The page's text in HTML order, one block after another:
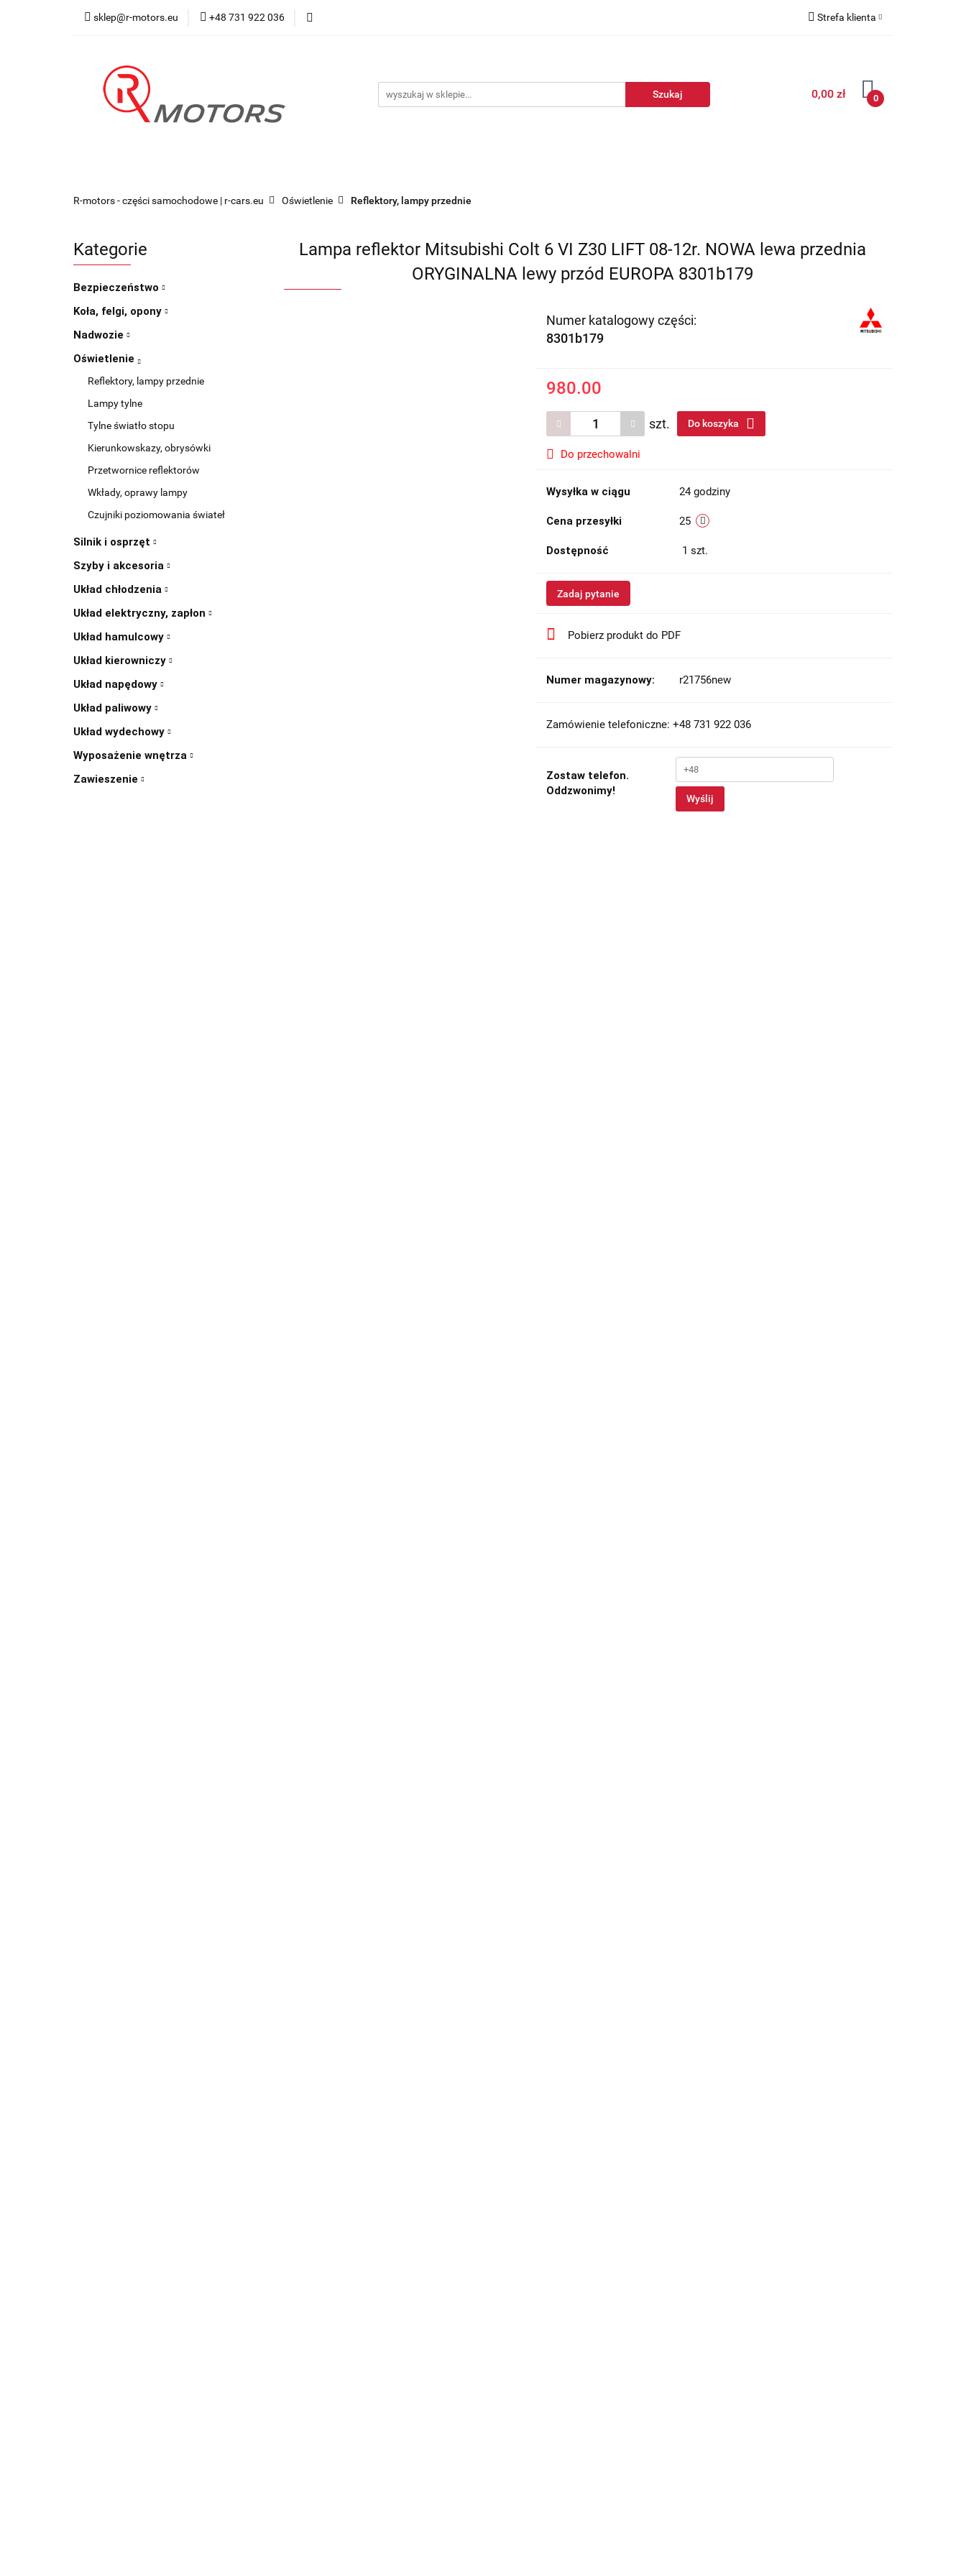
sklep@r-motors.eu +48 731 922 036 Strefa klienta
Dodaj zgłoszenie
0,00 zł 0
R-motors - części samochodowe | r-cars.eu Oświetlenie Reflektory, lampy przednie
Kategorie
Bezpieczeństwo
Koła, felgi, opony
Nadwozie
Oświetlenie
Reflektory, lampy przednie
Lampy tylne
Tylne światło stopu
Kierunkowskazy, obrysówki
Przetwornice reflektorów
Wkłady, oprawy lampy
Czujniki poziomowania świateł
Silnik i osprzęt
Szyby i akcesoria
Układ chłodzenia
Układ elektryczny, zapłon
Układ hamulcowy
Układ kierowniczy
Układ napędowy
Układ paliwowy
Układ wydechowy
Wyposażenie wnętrza
Zawieszenie
Lampa reflektor Mitsubishi Colt 6 VI Z30 LIFT 08-12r. NOWA lewa przednia
ORYGINALNA lewy przód EUROPA 8301b179
Numer katalogowy części:
8301b179
980.00
szt. Do koszyka
Do przechowalni
Wysyłka w ciągu 24 godziny
Cena przesyłki 25
Dostępność 1 szt.
Zadaj pytanie
Pobierz produkt do PDF
Numer magazynowy: r21756new
Zamówienie telefoniczne: +48 731 922 036
Zostaw telefon.
Oddzwonimy!
Wyślij